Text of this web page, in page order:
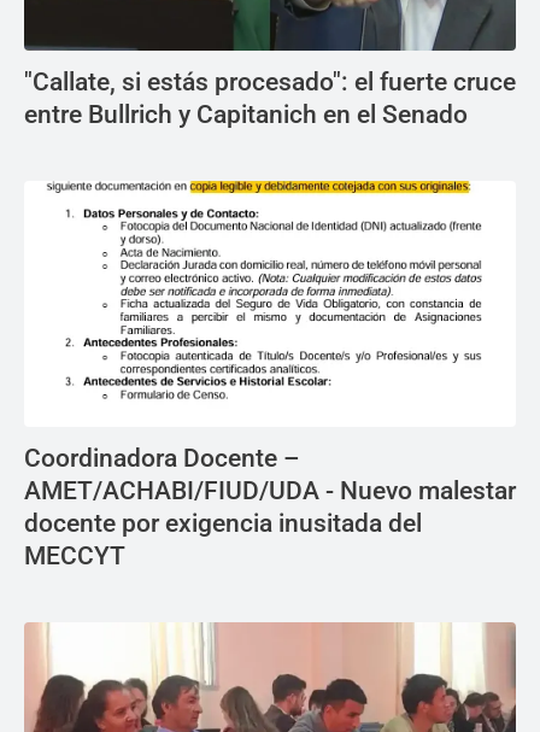
"Callate, si estás procesado": el fuerte cruce
entre Bullrich y Capitanich en el Senado
Coordinadora Docente –
AMET/ACHABI/FIUD/UDA - Nuevo malestar
docente por exigencia inusitada del
MECCYT